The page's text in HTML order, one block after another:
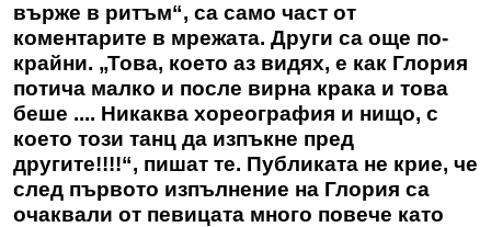
върже в ритъм“, са само част от
коментарите в мрежата. Други са още по-
крайни. „Това, което аз видях, е как Глория
потича малко и после вирна крака и това
беше .... Никаква хореография и нищо, с
което този танц да изпъкне пред
другите!!!!“, пишат те. Публиката не крие, че
след първото изпълнение на Глория са
очаквали от певицата много повече като